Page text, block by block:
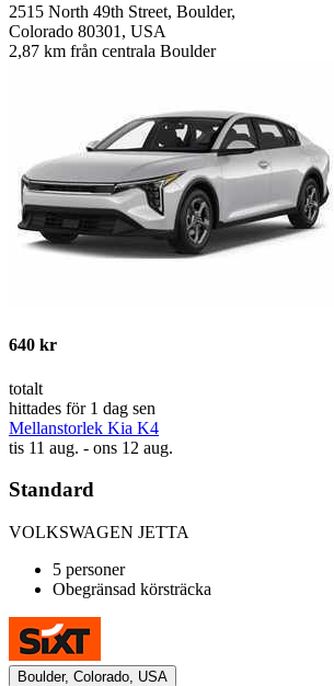
2515 North 49th Street, Boulder,
Colorado 80301, USA
2,87 km från centrala Boulder
640 kr
totalt
hittades för 1 dag sen
Mellanstorlek Kia K4
tis 11 aug. - ons 12 aug.
Standard
VOLKSWAGEN JETTA
5 personer
Obegränsad körsträcka
Boulder, Colorado, USA